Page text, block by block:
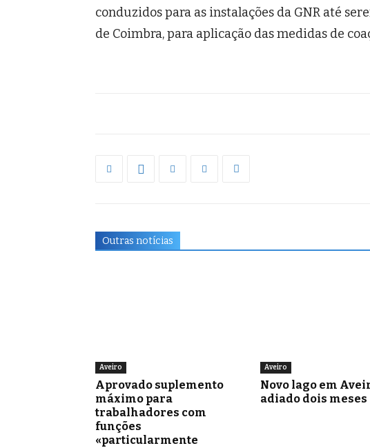
conduzidos para as instalações da GNR até
de Coimbra, para aplicação das medidas de
Outras notícias
Aveiro
Aprovado suplemento
máximo para
trabalhadores com
funções
«particularmente
Aveiro
Novo lago em
adiado dois meses